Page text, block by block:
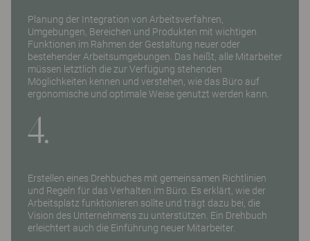
Planung der Integration von Arbeitsverfahren,
Umgebungen, Bereichen und Produkten mit wichtigen
Funktionen im Rahmen der Gestaltung neuer oder
bestehender Arbeitsumgebungen. Das heißt, alle Mitarbeiter
müssen letztlich die zur Verfügung stehenden
Möglichkeiten kennen und verstehen, wie das Büro auf
ergonomische und optimale Weise genutzt werden kann.
4.
Erstellen eines Drehbuches mit gemeinsamen Richtlinien
und Regeln für das Verhalten im Büro. Es erklärt, wie der
Arbeitsplatz funktionieren sollte und trägt dazu bei, die
Vision des Unternehmens zu unterstützen. Ein Drehbuch
erleichtert auch die Einführung neuer Mitarbeiter.